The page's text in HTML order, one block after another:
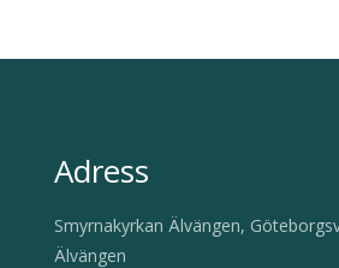
Adress
Smyrnakyrkan Älvängen,
Älvängen